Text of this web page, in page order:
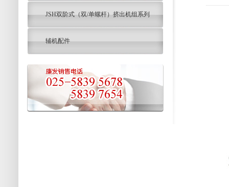
JSH双阶式（双/单螺杆）挤出机组系列
辅机配件